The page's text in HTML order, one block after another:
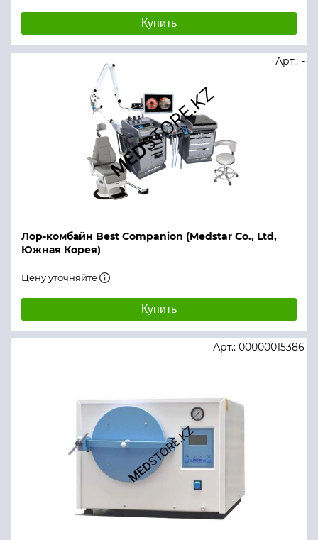
Купить
Лор-комбайн Best Companion (Medstar Co., Ltd,
Южная Корея)
Арт.: -
Цену уточняйте
Купить
Арт.: 00000015386